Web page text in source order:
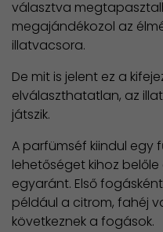
választva
megajándékozol az
illatvacsora.
De mit is jelent ez a
elválaszthatatlan, az
játszik.
A parfümséf kiindul egy
lehetőséget kihoz
egyaránt. Első
például a citrom, fahéj
következnek a fogások.